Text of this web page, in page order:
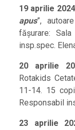
19 aprilie
apus”,
fășurare:
insp.spec.
20 aprilie
Rotakids
11-14. 15
Responsabil
23 aprilie